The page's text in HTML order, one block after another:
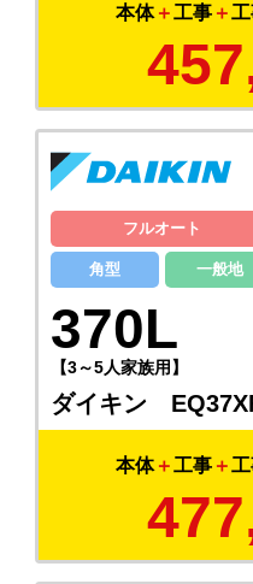
本体＋工事 ＋
フルオート
角型 一般地
370L
【3～5人家族用】
ダイキン
本体＋工事 ＋